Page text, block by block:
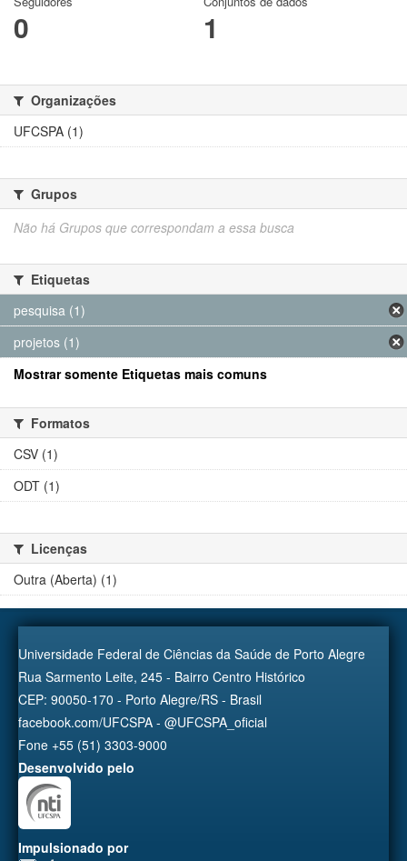
0 1
Organizações
UFCSPA (1)
Grupos
Não há Grupos que correspondam a essa busca
Etiquetas
pesquisa (1)
projetos (1)
Mostrar somente Etiquetas mais comuns
Formatos
CSV (1)
ODT (1)
Licenças
Outra (Aberta) (1)
Universidade Federal de Ciências da Saúde de Porto Alegre
Rua Sarmento Leite, 245 - Bairro Centro Histórico
CEP: 90050-170 - Porto Alegre/RS - Brasil
facebook.com/UFCSPA - @UFCSPA_oficial
Fone +55 (51) 3303-9000
Desenvolvido pelo
Impulsionado por